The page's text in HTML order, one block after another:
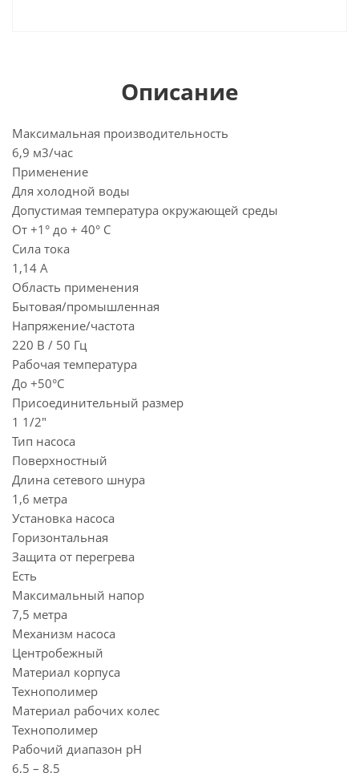
Описание
Максимальная производительность
6,9 м3/час
Применение
Для холодной воды
Допустимая температура окружающей среды
От +1° до + 40° С
Сила тока
1,14 А
Область применения
Бытовая/промышленная
Напряжение/частота
220 В / 50 Гц
Рабочая температура
До +50°С
Присоединительный размер
1 1/2"
Тип насоса
Поверхностный
Длина сетевого шнура
1,6 метра
Установка насоса
Горизонтальная
Защита от перегрева
Есть
Максимальный напор
7,5 метра
Механизм насоса
Центробежный
Материал корпуса
Технополимер
Материал рабочих колес
Технополимер
Рабочий диапазон pH
6,5 – 8,5